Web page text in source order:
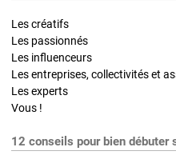
Les créatifs
Les passionnés
Les influenceurs
Les entreprises, collectivités et
Les experts
Vous !
12 conseils pour bien